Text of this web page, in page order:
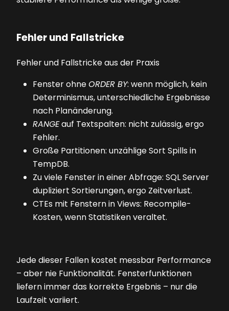
Fehler und Fallstricke
Fehler und Fallstricke aus der Praxis
Fenster ohneORDER BY: wenn möglich, kein
Determinismus, unterschiedliche Ergebnisse
nach Planänderung.
RANGEauf Textspalten: nicht zulässig, ergo
Fehler.
Große Partitionen: unzählige Sort Spills in
TempDB.
Zu viele Fenster in einer Abfrage: SQL Server
dupliziert Sortierungen, ergo Zeitverlust.
CTEs mit Fenstern in Views: Recompile-
Kosten, wenn Statistiken veraltet.
Jede dieser Fallen kostet messbar Performance
– aber nie Funktionalität. Fensterfunktionen
liefern immer das korrekte Ergebnis – nur die
Laufzeit variiert.